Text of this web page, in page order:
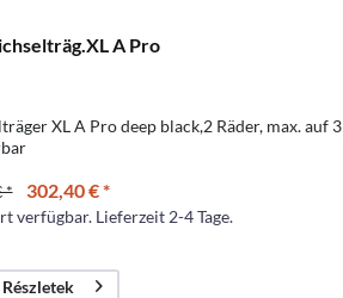
A Pro
XL A Pro deep black,2 Räder, max. auf 3
* 302,40 € *
verfügbar. Lieferzeit 2-4 Tage.
Részletek